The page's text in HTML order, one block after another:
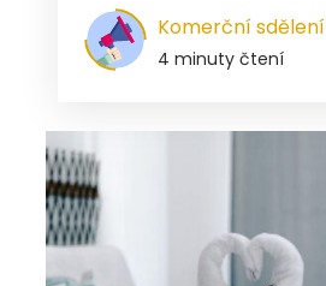
Komerční sdělení
4 minuty čtení